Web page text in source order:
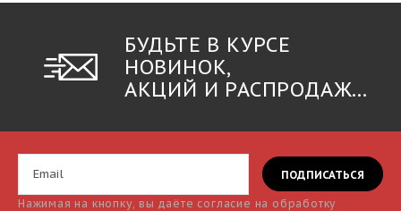
БУДЬТЕ В КУРСЕ
НОВИНОК,
АКЦИЙ И РАСПРОДАЖ...
Нажимая на кнопку, вы даёте согласие на обработку